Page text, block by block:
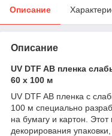
Описание
Описание
UV DTF AB пленка
60 х 100 м
UV DTF AB пленка с
100 м специально
на бумагу и картон.
декорирования